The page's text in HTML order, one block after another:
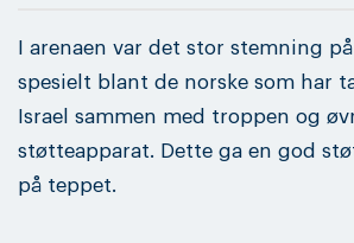
I arenaen var det stor stemning
spesielt blant de norske som har
Israel sammen med troppen og
støtteapparat. Dette ga en god
på teppet.